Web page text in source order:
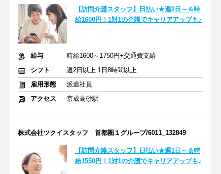
【訪問介護スタッフ】日払い★週2日～＆時
給1600円！1対1の介護でキャリアアップも♪
給与
時給1600～1750円+交通費支給
シフト
週2日以上 1日8時間以上
雇用形態
派遣社員
アクセス
京成高砂駅
株式会社ツクイスタッフ 首都圏１グループ/6011_132849
【訪問介護スタッフ】日払い★週1日～＆時
給1550円！1対1の介護でキャリアアップも♪